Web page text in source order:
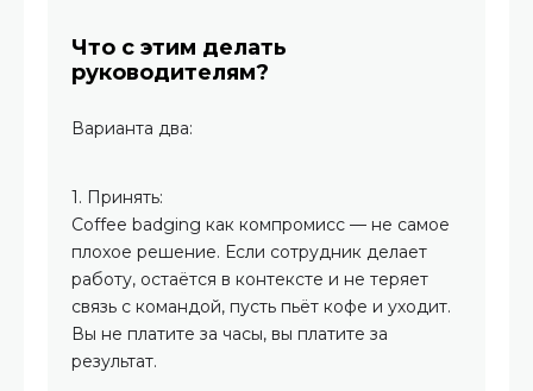
Что с этим делать
руководителям?
Варианта два:
1. Принять:
Coffee badging как компромисс — не самое
плохое решение. Если сотрудник делает
работу, остаётся в контексте и не теряет
связь с командой, пусть пьёт кофе и уходит.
Вы не платите за часы, вы платите за
результат.